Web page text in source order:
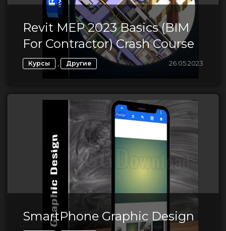
Revit MEP 2023 Basics (BIM
For Contractor) Crash Course
Курсы , Другие 26.05.2023
SmartPhone Graphic Design